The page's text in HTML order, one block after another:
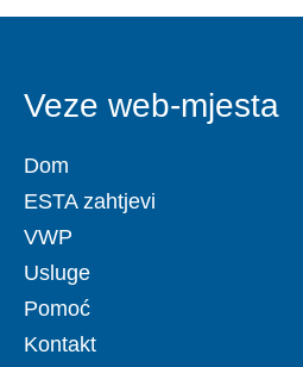
Veze web-mjesta
Dom
ESTA zahtjevi
VWP
Usluge
Pomoć
Kontakt